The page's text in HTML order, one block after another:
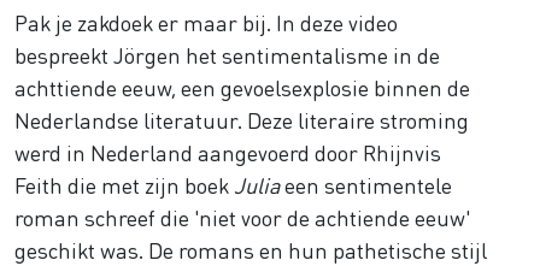
Pak je zakdoek er maar bij. In deze video
bespreekt Jörgen het sentimentalisme in de
achttiende eeuw, een gevoelsexplosie binnen de
Nederlandse literatuur. Deze literaire stroming
werd in Nederland aangevoerd door Rhijnvis
Feith die met zijn boek Juliaeen sentimentele
roman schreef die 'niet voor de achtiende eeuw'
geschikt was. De romans en hun pathetische stijl